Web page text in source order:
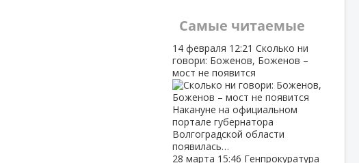
Самые читаемые
14 февраля 12:21 Сколько ни
говори: Боженов, Боженов –
мост не появится
Накануне на официальном
портале губернатора
Волгоградской области
появилась…
28 марта 15:46 Генпрокуратура